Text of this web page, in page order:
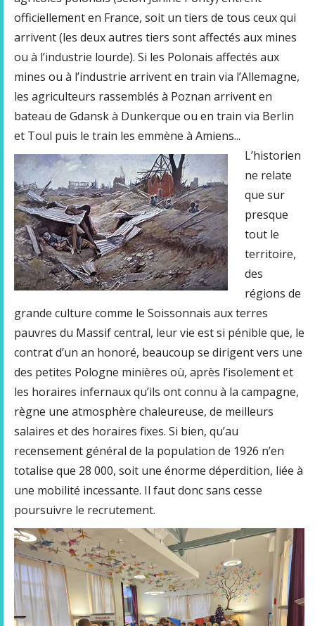
officiellement en France, soit un tiers de tous ceux qui
arrivent (les deux autres tiers sont affectés aux mines
ou à l’industrie lourde). Si les Polonais affectés aux
mines ou à l’industrie arrivent en train via l’Allemagne,
les agriculteurs rassemblés à Poznan arrivent en
bateau de Gdansk à Dunkerque ou en train via Berlin
et Toul puis le train les emmène à Amiens...
L’historien
ne relate
que sur
presque
tout le
territoire,
des
régions de
grande culture comme le Soissonnais aux terres
pauvres du Massif central, leur vie est si pénible que, le
contrat d’un an honoré, beaucoup se dirigent vers une
des petites Pologne minières où, après l’isolement et
les horaires infernaux qu’ils ont connu à la campagne,
règne une atmosphère chaleureuse, de meilleurs
salaires et des horaires fixes. Si bien, qu’au
recensement général de la population de 1926 n’en
totalise que 28 000, soit une énorme déperdition, liée à
une mobilité incessante. Il faut donc sans cesse
poursuivre le recrutement.